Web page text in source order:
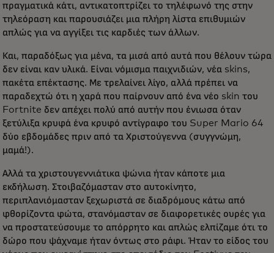
πραγματικά κάτι, αντικατοπτρίζει το τηλέφωνό της στην
τηλεόραση και παρουσιάζει μια πλήρη λίστα επιθυμιών
απλώς για να αγγίξει τις καρδιές των άλλων.
Και, παραδόξως για μένα, τα μισά από αυτά που θέλουν τώρα
δεν είναι καν υλικά. Είναι νόμισμα παιχνιδιών, νέα skins,
πακέτα επέκτασης. Με τρελαίνει λίγο, αλλά πρέπει να
παραδεχτώ ότι η χαρά που παίρνουν από ένα νέο skin του
Fortnite δεν απέχει πολύ από αυτήν που ένιωσα όταν
ξετύλιξα κρυφά ένα κρυφό αντίγραφο του Super Mario 64
δύο εβδομάδες πριν από τα Χριστούγεννα (συγγνώμη,
μαμά!).
Αλλά τα χριστουγεννιάτικα ψώνια ήταν κάποτε μια
εκδήλωση. Στοιβαζόμασταν στο αυτοκίνητο,
περιπλανιόμασταν ξεχωριστά σε διαδρόμους κάτω από
φθορίζοντα φώτα, στανόμασταν σε διαφορετικές ουρές για
να προστατεύσουμε το απόρρητο και απλώς ελπίζαμε ότι το
δώρο που ψάχναμε ήταν όντως στο ράφι. Ήταν το είδος του